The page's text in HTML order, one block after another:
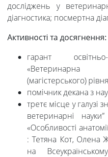
Ресурси
та
сервіси
Науковий
ліцей
досліджень у
діагностика; посмертна
Активності та досягнення:
гарант
«Ветеринарна
(магістерського) рівня
помічник декана з
третє місце у галузі
ветеринарні
«Особливості
: Тетяна Кот, Олена
на